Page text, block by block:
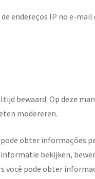
endereços IP no e-mail
bewaard. Op deze
modereren.
obter informações
bekijken,
você pode obter